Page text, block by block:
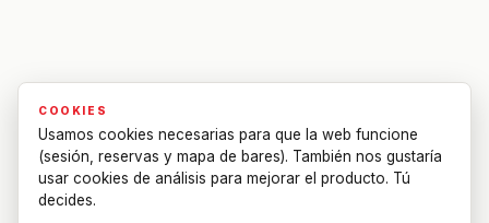
COOKIES
Usamos cookies necesarias para que la web funcione
(sesión, reservas y mapa de bares). También nos gustaría
usar cookies de análisis para mejorar el producto. Tú
decides.